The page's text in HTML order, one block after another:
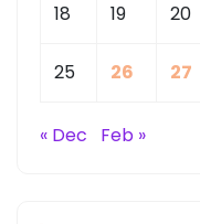
18 19 20
25 26 27
« Dec Feb »